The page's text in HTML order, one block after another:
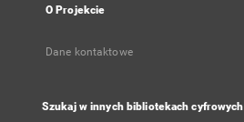
O Projekcie
Dane kontaktowe
Szukaj w innych bibliotekach cyfrowych